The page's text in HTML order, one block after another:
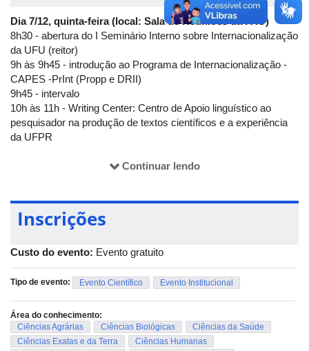
Dia 7/12, quinta-feira (local: Sala de Reuniões da FAU)
8h30 - abertura do I Seminário Interno sobre Internacionalização
da UFU (reitor)
9h às 9h45 - introdução ao Programa de Internacionalização -
CAPES -PrInt (Propp e DRII)
9h45 - intervalo
10h às 11h - Writing Center: Centro de Apoio linguístico ao
pesquisador na produção de textos científicos e a experiência
da UFPR
possibilidades (Prof. Dr. Ronald Barry Martinez, coordenador do
Dia 7/12, quinta-feira (local: Sala de Reuniões da FAU)
14h às 15h45 - Collaborative Online International Learning
(COIL): experiência Fatec (Prof. Dr. Osvaldo Succi Jr.)
15h45 às 16h - intervalo
16h às 17h - organização e coleta de dados para gestão do
processo de internacionalização: sistema de gestão de
processos de Internacionalização da Unesp (Marcos Antunes)
17h às 18h - reflexões sobre os temas debatidos
Dia 8/12, sexta-feira (local: Sala de Reuniões da FAU)
9h às 10h -MiriadaXna UFU? (Luiz Pedro Kikuki
Continuar lendo
Inscrições
Custo do evento: Evento gratuito
Tipo de evento: Evento Científico Evento Institucional
Área do conhecimento:
Ciências Agrárias
Ciências Biológicas
Ciências da Saúde
Ciências Exatas e da Terra
Ciências Humanas